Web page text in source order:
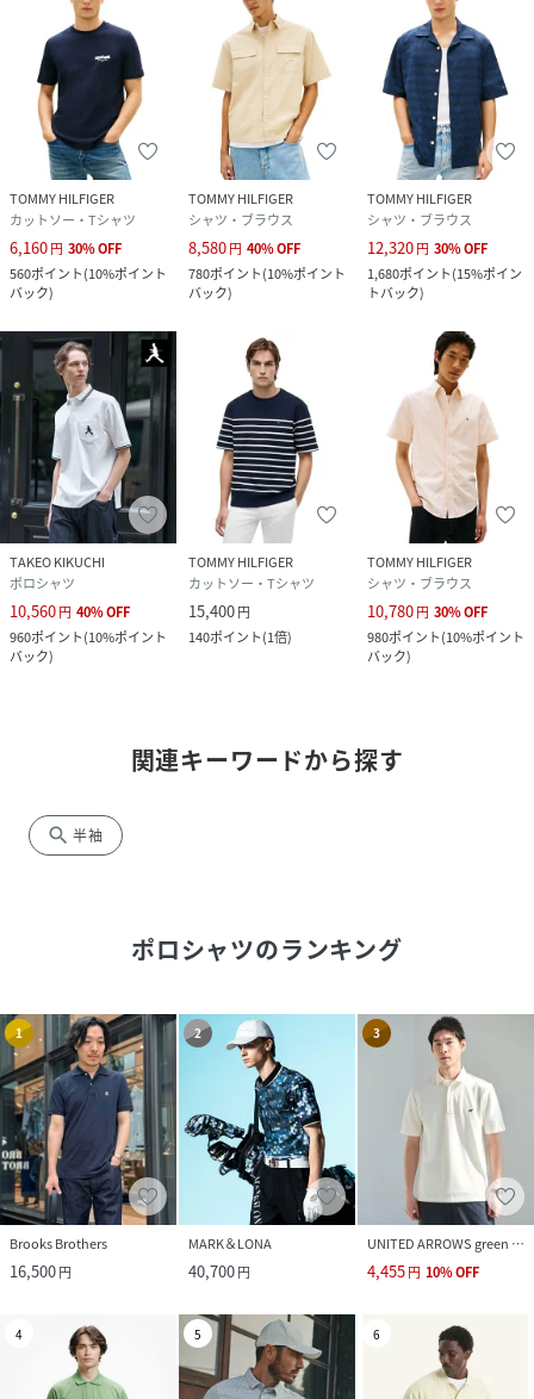
TOMMY HILFIGER
カットソー・Tシャツ
6,160円 30%OFF
560ポイント(10%ポイント
バック)
TOMMY HILFIGER
シャツ・ブラウス
8,580円 40%OFF
780ポイント(10%ポイント
バック)
TOMMY HILFIGER
シャツ・ブラウス
12,320円 30%OFF
1,680ポイント(15%ポイン
トバック)
TAKEO KIKUCHI
ポロシャツ
10,560円 40%OFF
960ポイント(10%ポイント
バック)
TOMMY HILFIGER
カットソー・Tシャツ
15,400円
140ポイント(1倍)
TOMMY HILFIGER
シャツ・ブラウス
10,780円 30%OFF
980ポイント(10%ポイント
バック)
関連キーワードから探す
search 半袖
ポロシャツのランキング
1
Brooks Brothers
16,500円
2
MARK＆LONA
40,700円
3
UNITED ARROWS green label relaxing
4,455円 10%OFF
4 5 6